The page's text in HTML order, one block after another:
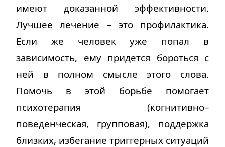
имеют доказанной эффективности.
Лучшее лечение – это профилактика.
Если же человек уже попал в
зависимость, ему придется бороться с
ней в полном смысле этого слова.
Помочь в этой борьбе помогает
психотерапия (когнитивно–
поведенческая, групповая), поддержка
близких, избегание триггерных ситуаций